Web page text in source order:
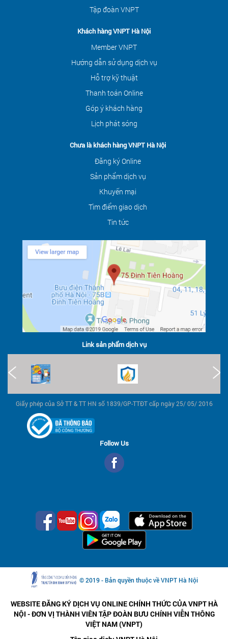
Tập đoàn VNPT
Khách hàng VNPT Hà Nội
Member VNPT
Hướng dẫn sử dụng dịch vụ
Hỗ trợ kỹ thuật
Thanh toán Online
Góp ý khách hàng
Lịch phát sóng
Chưa là khách hàng VNPT Hà Nội
Đăng ký Online
Sản phẩm dịch vụ
Khuyến mại
Tìm điểm giao dịch
Tin tức
Link sản phẩm dịch vụ
Giấy phép của Sở TT & TT HN số 1839/GP-TTĐT cấp ngày 25/ 05/ 2016
Follow Us
© 2019 - Bản quyền thuộc về VNPT Hà Nội
WEBSITE ĐĂNG KÝ DỊCH VỤ ONLINE CHÍNH THỨC CỦA VNPT HÀ
NỘI - ĐƠN VỊ THÀNH VIÊN TẬP ĐOÀN BƯU CHÍNH VIỄN THÔNG
VIỆT NAM (VNPT)